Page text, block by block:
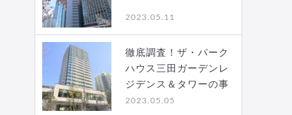
2023.05.11
徹底調査！ザ・パーク
ハウス三田ガーデンレ
ジデンス＆タワーの事
故…
2023.05.05